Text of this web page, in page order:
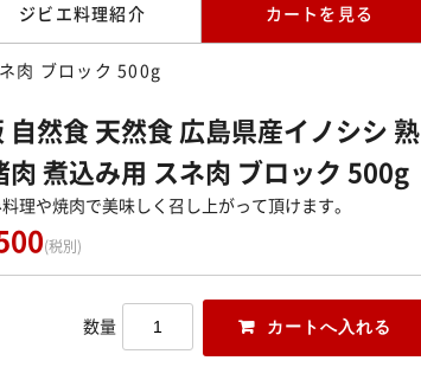
ジビエ料理紹介 カートを見る
肉 ブロック 500g
自然食 天然食 広島県産イノシシ 熟
肉 煮込み用 スネ肉 ブロック 500g
理や焼肉で美味しく召し上がって頂けます。
(税別)
数量